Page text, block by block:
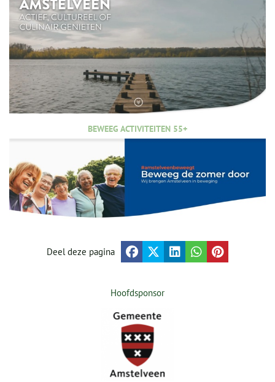
BEWEEG ACTIVITEITEN 55+
Deel deze pagina
Hoofdsponsor